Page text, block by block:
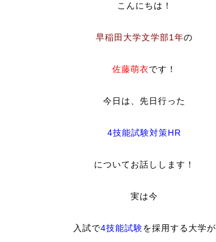
こんにちは！
早稲田大学文学部1年の
佐藤萌衣です！
今日は、先日行った
4技能試験対策HR
についてお話しします！
実は今
入試で4技能試験を採用する大学が